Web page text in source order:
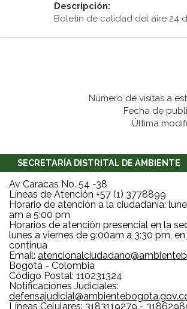
Descripción:
Boletín de calidad del aire 24
Número de visitas a
Fecha de
Última
SECRETARÍA DISTRITAL DE AMBIENTE
Av Caracas No. 54 -38
Líneas de Atención +57 (1) 3778899
Horario de atención a la ciudadanía:
am a 5:00 pm
Horarios de atención presencial en la
lunes a viernes de 9:00am a 3:30 pm,
continua
Email:
Bogotá - Colombia
Código Postal: 110231324
Notificaciones Judiciales:
Líneas Celulares: 3183119279 -